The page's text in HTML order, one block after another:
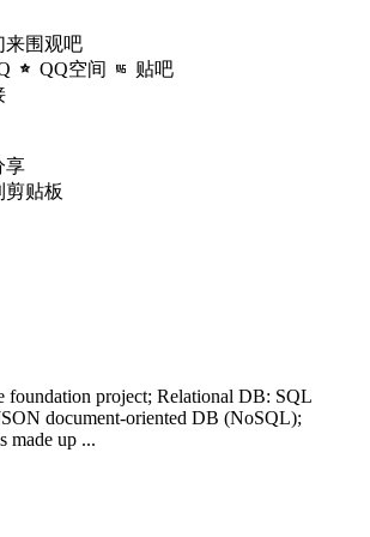
来围观吧
QQ空间 贴吧
享
剪贴板
foundation project; Relational DB: SQL
document-oriented DB (NoSQL);
made up ...